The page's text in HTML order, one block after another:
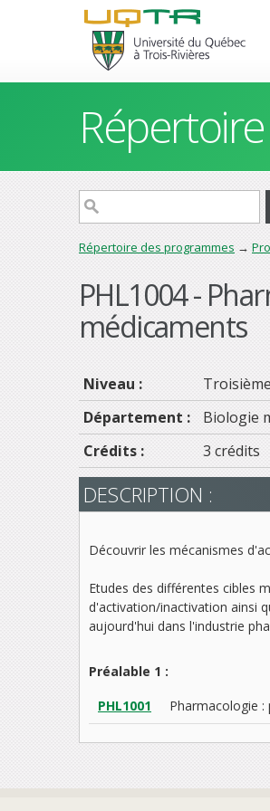
Répertoire des programmes →
PHL1004 -
médicaments
Niveau :
Département :
Biologie
Crédits :
3 crédits
DESCRIPTION :
Découvrir les mécanismes
Etudes des différentes cibles
d'activation/inactivation ainsi
aujourd'hui dans l'industrie
Préalable 1 :
PHL1001
Pharmacologie